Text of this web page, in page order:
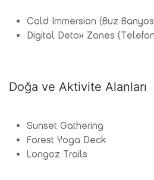
Cold Immersion (Buz
Digital Detox Zones
Doğa ve Aktivite Alanları
Sunset Gathering
Forest Yoga Deck
Longoz Trails